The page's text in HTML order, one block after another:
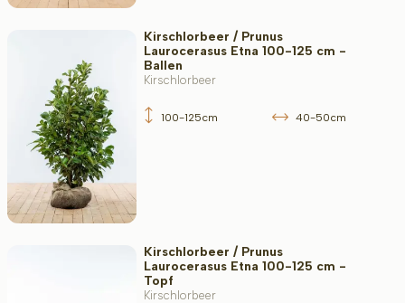
Kirschlorbeer / Prunus
Laurocerasus Etna 100-125 cm -
Ballen
Kirschlorbeer
100-125cm 40-50cm
Kirschlorbeer / Prunus
Laurocerasus Etna 100-125 cm -
Topf
Kirschlorbeer